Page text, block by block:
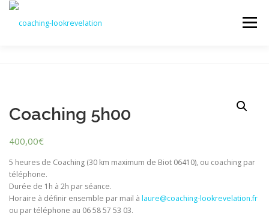
Aller
Menu
BOUTIQUE COMPTE
Coaching 5h00
400,00€
5 heures de Coaching (30 km maximum de Biot 06410), ou coaching par
téléphone.
Durée de 1h à 2h par séance.
Horaire à définir ensemble par mail à laure@coaching-lookrevelation.fr
ou par téléphone au 06 58 57 53 03.